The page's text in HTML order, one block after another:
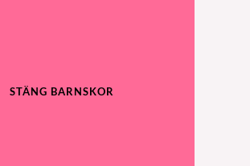
STÄNG BARNSKOR